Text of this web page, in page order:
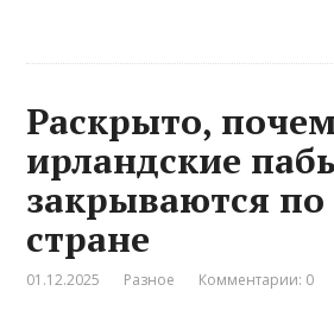
Раскрыто,
ирландские
закрываются по
стране
01.12.2025 Разное Комментарии: 0